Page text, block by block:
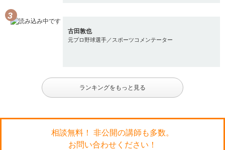
古田敦也
元プロ野球選手／スポーツコメンテーター
ランキングをもっと見る
相談無料！ 非公開の講師も多数。
お問い合わせください！